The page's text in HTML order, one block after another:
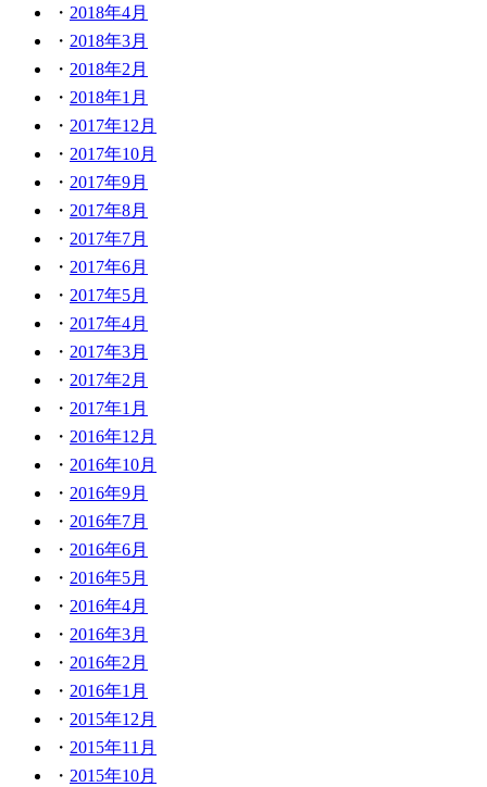
2018年4月
2018年3月
2018年2月
2018年1月
2017年12月
2017年10月
2017年9月
2017年8月
2017年7月
2017年6月
2017年5月
2017年4月
2017年3月
2017年2月
2017年1月
2016年12月
2016年10月
2016年9月
2016年7月
2016年6月
2016年5月
2016年4月
2016年3月
2016年2月
2016年1月
2015年12月
2015年11月
2015年10月